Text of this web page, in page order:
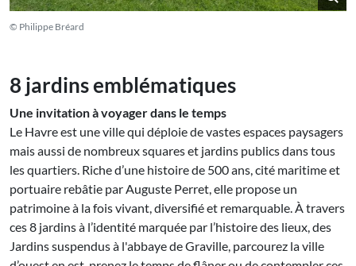
© Philippe Bréard
8 jardins emblématiques
Une invitation à voyager dans le temps
Le Havre est une ville qui déploie de vastes espaces paysagers
mais aussi de nombreux squares et jardins publics dans tous
les quartiers. Riche d’une histoire de 500 ans, cité maritime et
portuaire rebâtie par Auguste Perret, elle propose un
patrimoine à la fois vivant, diversifié et remarquable. À travers
ces 8 jardins à l’identité marquée par l’histoire des lieux, des
Jardins suspendus à l'abbaye de Graville, parcourez la ville